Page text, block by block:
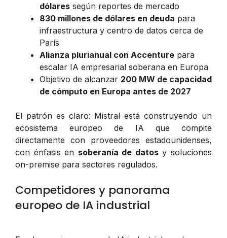
dólares según reportes de mercado
830 millones de dólares en deuda para
infraestructura y centro de datos cerca de
París
Alianza plurianual con Accenture para
escalar IA empresarial soberana en Europa
Objetivo de alcanzar 200 MW de capacidad
de cómputo en Europa antes de 2027
El patrón es claro: Mistral está construyendo un
ecosistema europeo de IA que compite
directamente con proveedores estadounidenses,
con énfasis en soberanía de datosy soluciones
on-premise para sectores regulados.
Competidores y panorama
europeo de IA industrial